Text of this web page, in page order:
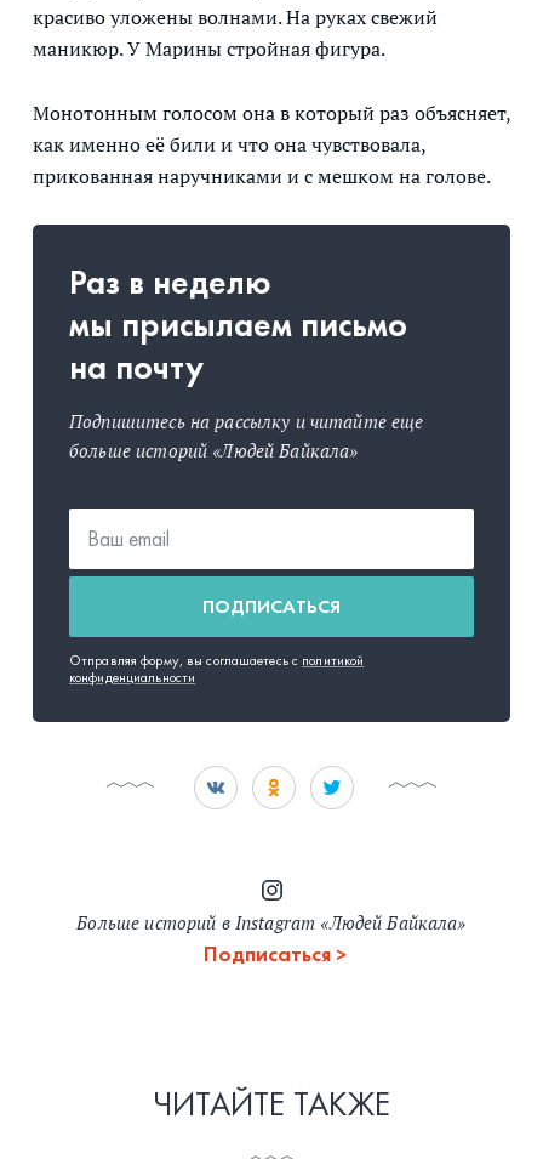
красиво уложены волнами. На руках свежий
маникюр. У Марины стройная фигура.
Монотонным голосом она в который раз объясняет,
как именно её били и что она чувствовала,
прикованная наручниками и с мешком на голове.
Раз в неделю
мы присылаем письмо
на почту
Подпишитесь на рассылку и читайте еще
больше историй «Людей Байкала»
ПОДПИСАТЬСЯ
Отправляя форму, вы соглашаетесь с политикой
конфиденциальности
Больше историй в Instagram «Людей Байкала»
Подписаться
ЧИТАЙТЕ ТАКЖЕ